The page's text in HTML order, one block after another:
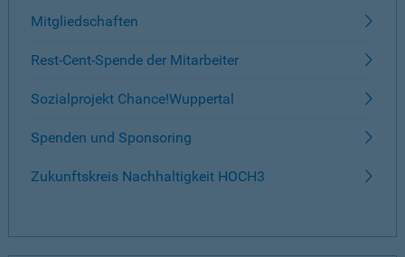
Mitgliedschaften
Rest-Cent-Spende der Mitarbeiter
Sozialprojekt Chance!Wuppertal
Spenden und Sponsoring
Zukunftskreis Nachhaltigkeit HOCH3